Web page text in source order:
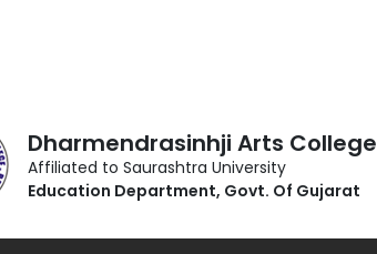
Dharmendrasinhji Arts College
Affiliated to Saurashtra University
Education Department, Govt. Of Gujarat